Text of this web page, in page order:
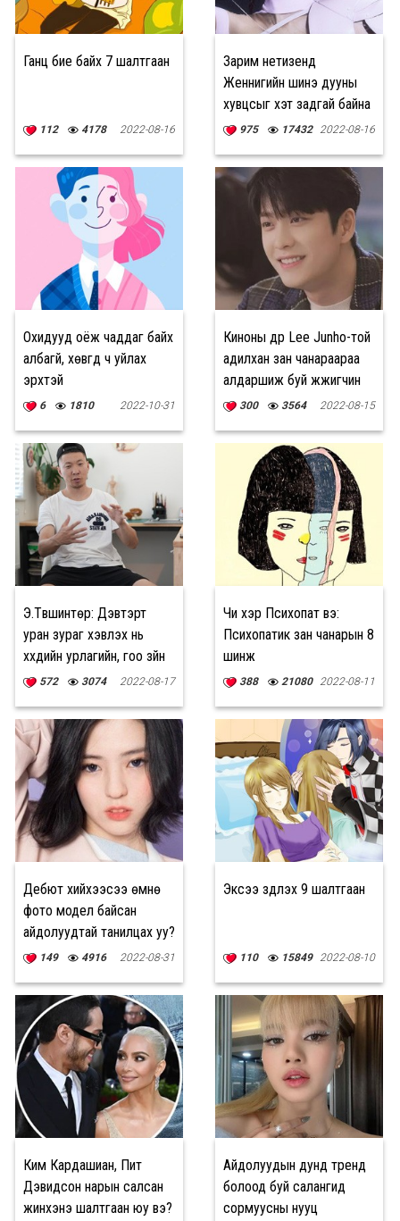
Ганц бие байх 7 шалтгаан
112 4178 2022-08-16
Зарим нетизенүүд
Женнигийн шинэ дууны
хувцсыг хэт задгай байна
гэж шүүмжилжээ
975 17432 2022-08-16
Охидууд оёж чаддаг байх
албагүй, хөвгүүд ч уйлах
эрхтэй
6 1810 2022-10-31
Киноны дүр Lee Junho-той
адилхан зан чанараараа
алдаршиж буй жүжигчин
Kang Tae Oh
300 3564 2022-08-15
Э.Түвшинтөр: Дэвтэрт
уран зураг хэвлэх нь
хүүхдийн урлагийн, гоо зүйн
ойлголтод ч ашиг тустай
572 3074 2022-08-17
Чи хэр Психопат вэ:
Психопатик зан чанарын 8
шинж
388 21080 2022-08-11
Дебют хийхээсээ өмнө
фото модел байсан
айдолуудтай танилцах уу?
149 4916 2022-08-31
Эксээ зүүдлэх 9 шалтгаан
110 15849 2022-08-10
Ким Кардашиан, Пит
Дэвидсон нарын салсан
жинхэнэ шалтгаан юу вэ?
Айдолуудын дунд тренд
болоод буй салангид
сормуусны нууц